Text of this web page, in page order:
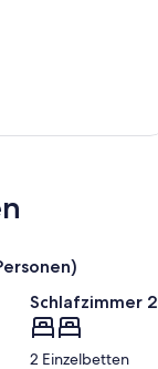
Schlafzimmer 2
2 Einzelbetten